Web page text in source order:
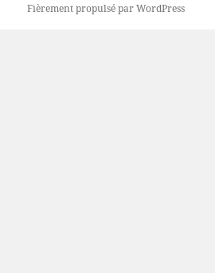
Fièrement propulsé par WordPress